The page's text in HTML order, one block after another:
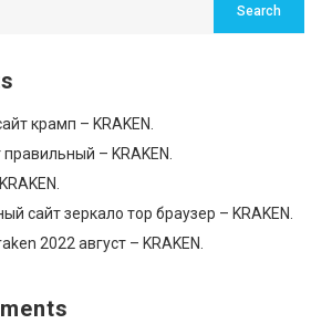
крамп – KRAKEN.
– KRAKEN.
сайт зеркало тор браузер – KRAKEN.
2022 август – KRAKEN.